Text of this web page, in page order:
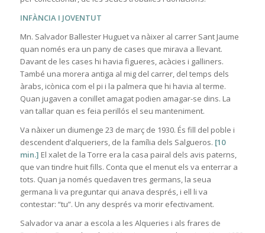
INFÀNCIA I JOVENTUT
Mn. Salvador Ballester Huguet va nàixer al carrer Sant Jaume
quan només era un pany de cases que mirava a llevant.
Davant de les cases hi havia figueres, acàcies i galliners.
També una morera antiga al mig del carrer, del temps dels
àrabs, icònica com el pi i la palmera que hi havia al terme.
Quan jugaven a conillet amagat podien amagar-se dins. La
van tallar quan es feia perillós el seu manteniment.
Va nàixer un diumenge 23 de març de 1930. És fill del poble i
descendent d’alqueriers, de la família dels Salgueros. [10
min.] El xalet de la Torre era la casa pairal dels avis paterns,
que van tindre huit fills. Conta que el menut els va enterrar a
tots. Quan ja només quedaven tres germans, la seua
germana li va preguntar qui anava després, i ell li va
contestar: “tu”. Un any després va morir efectivament.
Salvador va anar a escola a les Alqueries i als frares de